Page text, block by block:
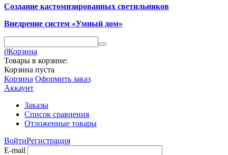
Создание кастомизированных светильников
Внедрение систем «Умный дом»
0Корзина
Товары в корзине:
Корзина пуста
Корзина Оформить заказ
Аккаунт
Заказы
Список сравнения
Отложенные товары
ВойтиРегистрация
E-mail